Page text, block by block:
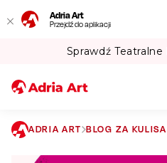
Adria Art
Przejdź do aplikacji
Sprawdź
ADRIA ART BLOG ZA